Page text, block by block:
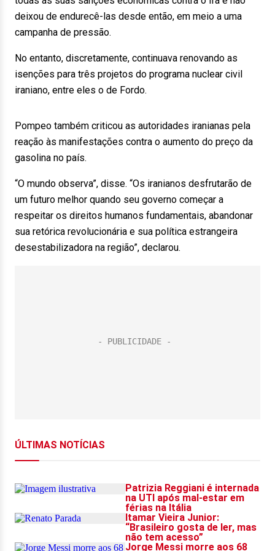
deixou de endurecê-las desde então, em meio a uma
campanha de pressão.
No entanto, discretamente, continuava renovando as
isenções para três projetos do programa nuclear civil
iraniano, entre eles o de Fordo.
Pompeo também criticou as autoridades iranianas pela
reação às manifestações contra o aumento do preço da
gasolina no país.
“O mundo observa”, disse. “Os iranianos desfrutarão de
um futuro melhor quando seu governo começar a
respeitar os direitos humanos fundamentais, abandonar
sua retórica revolucionária e sua política estrangeira
desestabilizadora na região”, declarou.